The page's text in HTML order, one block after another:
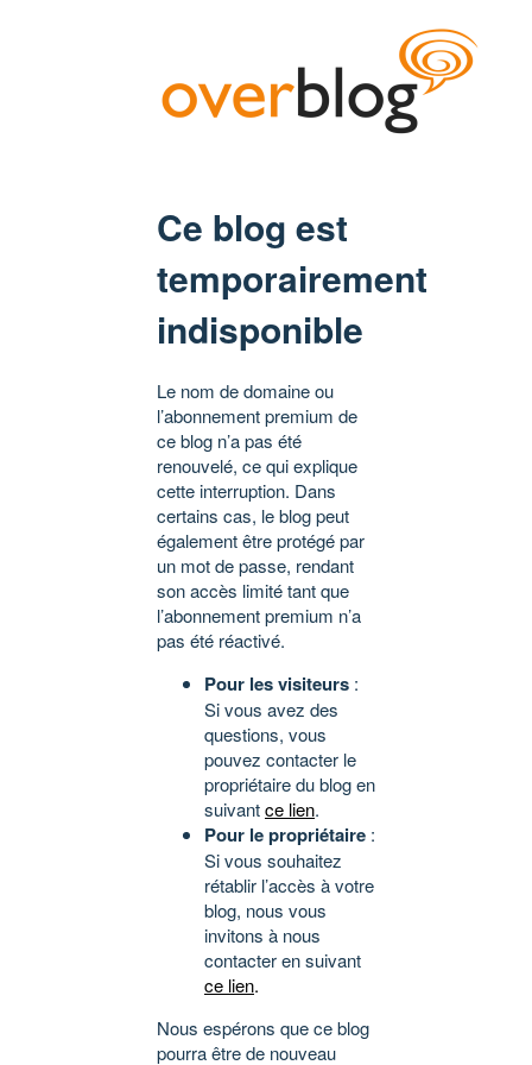
Ce blog est
temporairement
indisponible
Le nom de domaine ou
l’abonnement premium de
ce blog n’a pas été
renouvelé, ce qui explique
cette interruption. Dans
certains cas, le blog peut
également être protégé par
un mot de passe, rendant
son accès limité tant que
l’abonnement premium n’a
pas été réactivé.
Pour les visiteurs :
Si vous avez des
questions, vous
pouvez contacter le
propriétaire du blog en
suivantce lien.
Pour le propriétaire :
Si vous souhaitez
rétablir l’accès à votre
blog, nous vous
invitons à nous
contacter en suivant
ce lien.
Nous espérons que ce blog
pourra être de nouveau